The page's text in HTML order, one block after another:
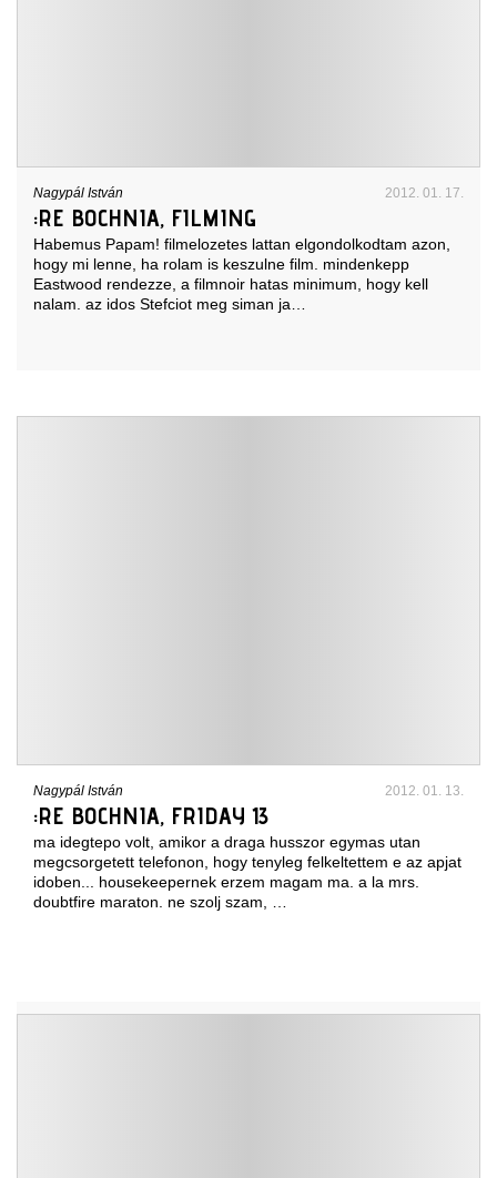
Nagypál István 2012. 01. 17.
:RE BOCHNIA, FILMING
Habemus Papam! filmelozetes lattan elgondolkodtam azon,
hogy mi lenne, ha rolam is keszulne film. mindenkepp
Eastwood rendezze, a filmnoir hatas minimum, hogy kell
nalam. az idos Stefciot meg siman ja…
Nagypál István 2012. 01. 13.
:RE BOCHNIA, FRIDAY 13
ma idegtepo volt, amikor a draga husszor egymas utan
megcsorgetett telefonon, hogy tenyleg felkeltettem e az apjat
idoben... housekeepernek erzem magam ma. a la mrs.
doubtfire maraton. ne szolj szam, …